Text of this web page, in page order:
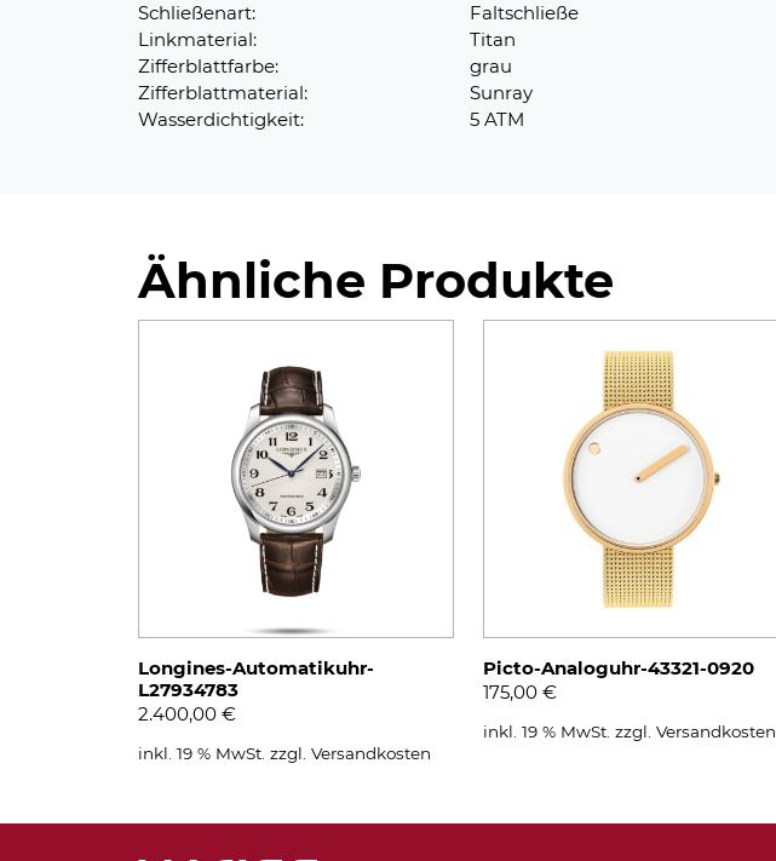
Schließenart:
Faltschließe
Linkmaterial:
Titan
Zifferblattfarbe:
grau
Zifferblattmaterial:
Sunray
Wasserdichtigkeit:
5 ATM
Ähnliche Produkte
Longines-Automatikuhr-
L27934783
2.400,00 €
inkl. 19 % MwSt. zzgl. Versandkosten
Picto-Analoguhr-43321-0920
175,00 €
inkl. 19 % MwSt. zzgl. Versandkosten